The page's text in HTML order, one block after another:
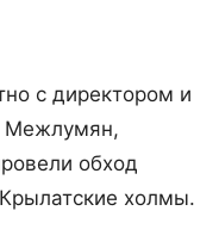
с директором и
Межлумян,
обход
холмы.